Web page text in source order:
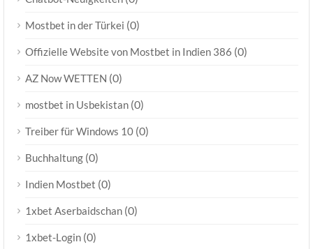
Mostbet in der Türkei (0)
Offizielle Website von Mostbet in Indien 386 (0)
AZ Now WETTEN (0)
mostbet in Usbekistan (0)
Treiber für Windows 10 (0)
Buchhaltung (0)
Indien Mostbet (0)
1xbet Aserbaidschan (0)
1xbet-Login (0)